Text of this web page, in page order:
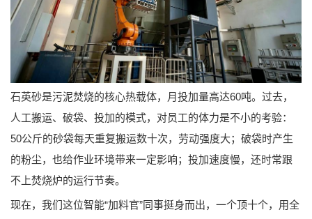
石英砂是污泥焚烧的核心热载体，月投加量高达60吨。过去，
人工搬运、破袋、投加的模式，对员工的体力是不小的考验：
50公斤的砂袋每天重复搬运数十次，劳动强度大；破袋时产生
的粉尘，也给作业环境带来一定影响；投加速度慢，还时常跟
不上焚烧炉的运行节奏。
现在，我们这位智能“加料官”同事挺身而出，一个顶十个，用全